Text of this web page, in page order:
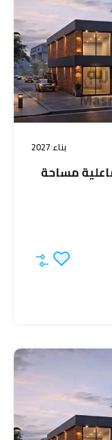
بناء 2027
مساحة